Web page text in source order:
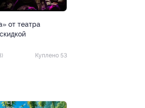
от театра
Куплено 53